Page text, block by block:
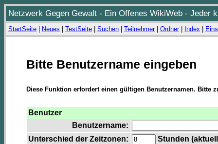
Netzwerk Gegen Gewalt - Ein Offenes WikiWeb - Jeder
StartSeite Neues TestSeite Suchen Teilnehmer| Ordner| Index
Bitte Benutzername eingeben
Diese Funktion erfordert einen gültigen Benutzernamen. Bitte
Benutzer
Benutzername:
Unterschied der Zeitzonen:
Stunden